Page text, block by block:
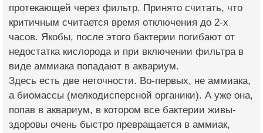
протекающей через фильтр. Принято считать, что
критичным считается время отключения до 2-х
часов. Якобы, после этого бактерии погибают от
недостатка кислорода и при включении фильтра в
виде аммиака попадают в аквариум.
Здесь есть две неточности. Во-первых, не аммиака,
а биомассы (мелкодисперсной органики). А уже она,
попав в аквариум, в котором все бактерии живы-
здоровы очень быстро превращается в аммиак,